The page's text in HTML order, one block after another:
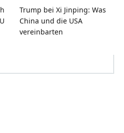
Trump bei Xi Jinping: Was
China und die USA
vereinbarten